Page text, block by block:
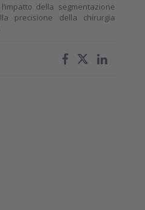
della segmentazione
precisione della chirurgia